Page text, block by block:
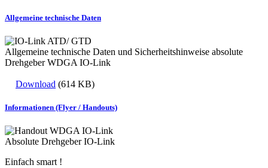
Allgemeine technische Daten
Allgemeine technische Daten und Sicherheitshinweise absolute
Drehgeber WDGA IO-Link
Download (614 KB)
Informationen (Flyer / Handouts)
Absolute Drehgeber IO-Link
Einfach smart !